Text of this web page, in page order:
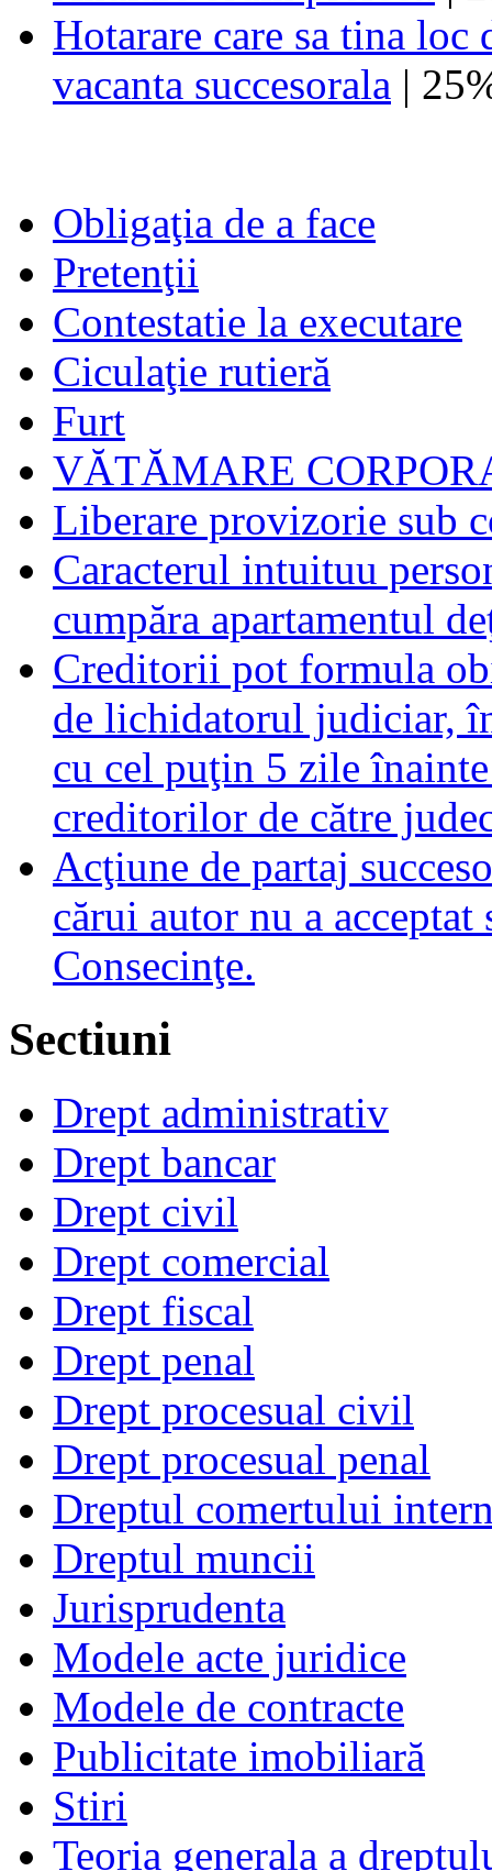
Hotarare care sa tina loc
vacanta succesorala |
Obligaţia de a face
Pretenţii
Contestatie la executare
Ciculaţie rutieră
Furt
VĂTĂMARE
Liberare provizorie sub
Caracterul intuituu
cumpăra apartamentul
Creditorii pot formula
de lichidatorul judiciar,
cu cel puţin 5 zile
creditorilor de către
Acţiune de partaj
cărui autor nu a
Consecinţe.
Sectiuni
Drept administrativ
Drept bancar
Drept civil
Drept comercial
Drept fiscal
Drept penal
Drept procesual civil
Drept procesual penal
Dreptul comertului
Dreptul muncii
Jurisprudenta
Modele acte juridice
Modele de contracte
Publicitate imobiliară
Stiri
Teoria generala a